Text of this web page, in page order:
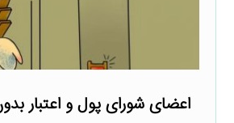
اعضای شورای پول و اعتبار